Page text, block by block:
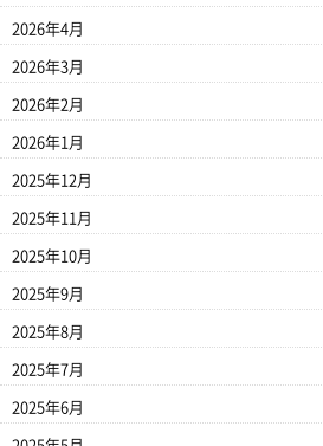
2026年4月
2026年3月
2026年2月
2026年1月
2025年12月
2025年11月
2025年10月
2025年9月
2025年8月
2025年7月
2025年6月